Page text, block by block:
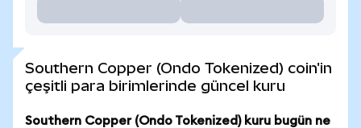
Southern Copper (Ondo Tokenized) coin'in
çeşitli para birimlerinde güncel kuru
Southern Copper (Ondo Tokenized) kuru bugün ne